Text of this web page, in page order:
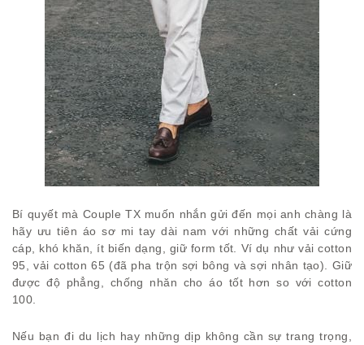
Bí quyết mà Couple TX muốn nhắn gửi đến mọi anh chàng là
hãy ưu tiên áo sơ mi tay dài nam với những chất vải cứng
cáp, khó khăn, ít biến dạng, giữ form tốt. Ví dụ như vải cotton
95, vải cotton 65 (đã pha trộn sợi bông và sợi nhân tạo). Giữ
được độ phẳng, chống nhăn cho áo tốt hơn so với cotton
100.
Nếu bạn đi du lịch hay những dịp không cần sự trang trọng,